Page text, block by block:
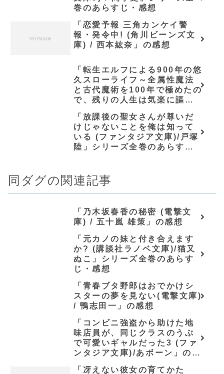
巻のあらすじ・感想
「恋愛予報 三角カンケイ警
報・発令中! (角川ビーンズ文
庫) / 西本紘奈」の感想
「転生エルフによる900年の悠
久スローライフ～全属性魔法
と古代魔術を100年で極めたの
で、残りの人生は気楽に謳歌
榊原モンショー」の感想
「放課後の聖女さんが尊いだ
けじゃないことを俺は知って
いる (ファンタジア文庫)/戸塚
陸」シリーズ全巻のあらす
同ダグの関連記事
「乃木坂春香の秘密 (電撃文
庫) / 五十嵐 雄策」の感想
「元カノの妹と付き合えます
か? (講談社ラノベ文庫)/猫又
ぬこ」シリーズ全巻のあらす
じ・感想
「青春ブタ野郎はおでかけシ
スターの夢を見ない(電撃文庫)
/ 鴨志田一」の感想
「コンビニ強盗から助けた地
味店員が、同じクラスのうぶ
で可愛いギャルだった3 (ファ
ンタジア文庫)/あボーン」の感
「冴えない彼女の育てかた